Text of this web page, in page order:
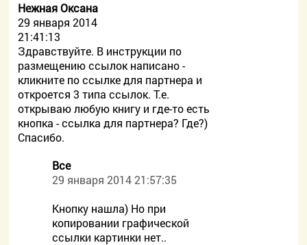
Нежная Оксана
29 января 2014
21:41:13
Здравствуйте. В инструкции по
размещению ссылок написано -
кликните по ссылке для партнера и
откроется 3 типа ссылок. Т.е.
открываю любую книгу и где-то есть
кнопка - ссылка для партнера? Где?)
Спасибо.
Все
29 января 2014 21:57:35
Кнопку нашла) Но при
копировании графической
ссылки картинки нет..